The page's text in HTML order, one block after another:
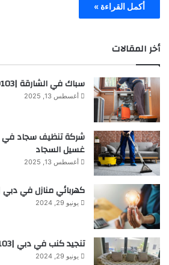
أكمل القراءة »
أخر المقالات
سباك في الشارقة |0553689103
أغسطس 13, 2025
غسيل السجاد
أغسطس 13, 2025
كهربائي منازل في دبي
يونيو 29, 2024
تنجيد كنب في دبي |0553689103| تفصيل الكنب
يونيو 29, 2024